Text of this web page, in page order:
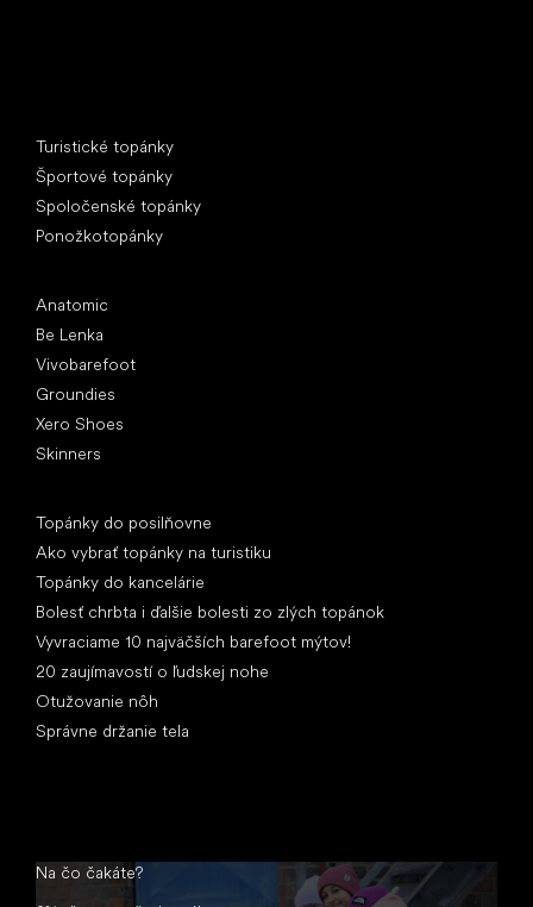
Turistické topánky
Športové topánky
Spoločenské topánky
Ponožkotopánky
Anatomic
Be Lenka
Vivobarefoot
Groundies
Xero Shoes
Skinners
Topánky do posilňovne
Ako vybrať topánky na turistiku
Topánky do kancelárie
Bolesť chrbta i ďalšie bolesti zo zlých topánok
Vyvraciame 10 najväčších barefoot mýtov!
20 zaujímavostí o ľudskej nohe
Otužovanie nôh
Správne držanie tela
Na čo čakáte?